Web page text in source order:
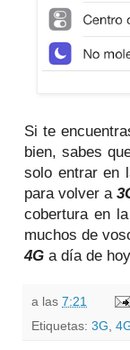
Si te
bien, sabes
solo entrar en
para volver a
cobertura en
muchos de
4G a día de
a las 7:21
Etiquetas: 3G